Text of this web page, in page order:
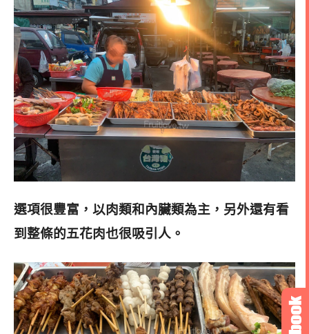
選項很豐富，以肉類和內臟類為主，另外還有看
到整條的五花肉也很吸引人。